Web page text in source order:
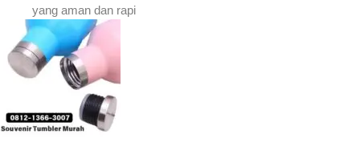
yang aman dan rapi